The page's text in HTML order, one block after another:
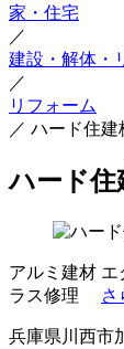
家・住宅
／
建設・解体・
／
リフォーム
／ ハード住建
ハード住
アルミ建材 エ
ラス修理
さ
兵庫県川西市